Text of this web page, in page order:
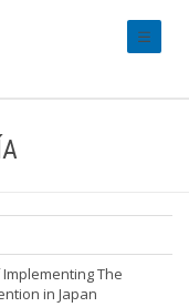
The
in Japan